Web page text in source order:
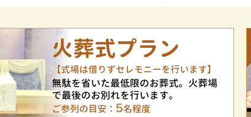
火葬式プラン
【式場は借りずセレモニーを行います】
無駄を省いた最低限のお葬式。火葬場
で最後のお別れを行います。
ご参列の目安： 5名程度